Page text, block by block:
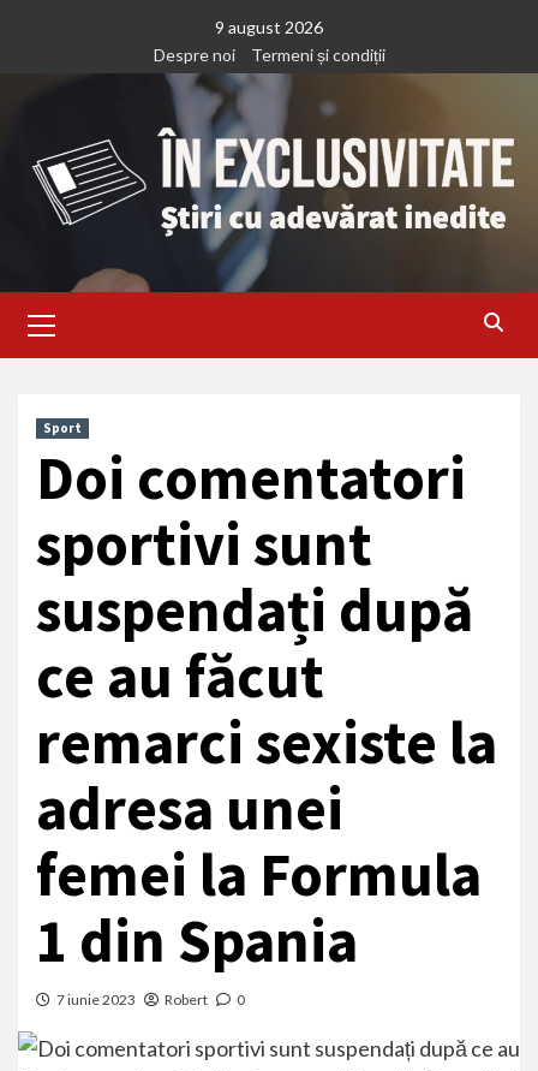
9 august 2026
Despre noi
Termeni și condiții
Menu
Sport
Doi comentatori
sportivi sunt
suspendați după
ce au făcut
remarci sexiste la
adresa unei
femei la Formula
1 din Spania
7 iunie 2023 Robert 0